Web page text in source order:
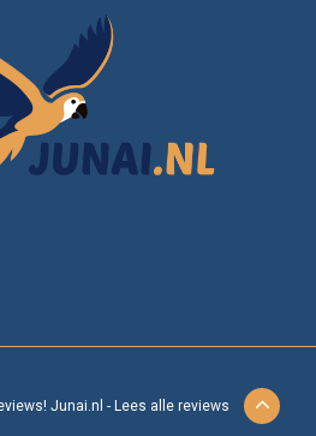
Junai.nl - Lees alle reviews